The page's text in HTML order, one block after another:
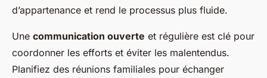
d’appartenance et rend le processus plus fluide.
Une communication ouverte et régulière est clé pour
coordonner les efforts et éviter les malentendus.
Planifiez des réunions familiales pour échanger